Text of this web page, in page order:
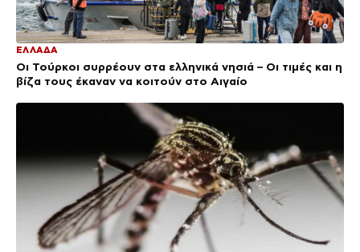
ΕΛΛΑΔΑ
Οι Τούρκοι συρρέουν στα ελληνικά νησιά – Οι τιμές και η
βίζα τους έκαναν να κοιτούν στο Αιγαίο